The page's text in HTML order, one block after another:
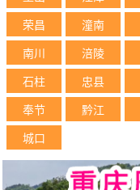
荣昌 潼南
南川 涪陵
石柱 忠县
奉节 黔江
城口